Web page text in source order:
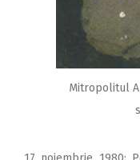
Mitropolitul